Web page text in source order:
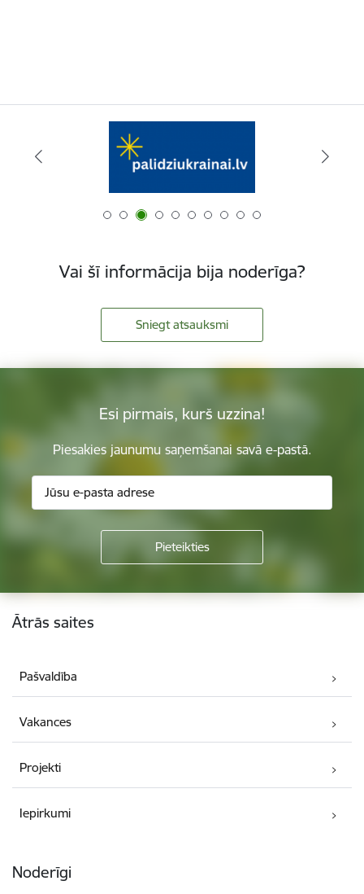
Vai šī informācija bija noderīga?
Sniegt atsauksmi
Esi pirmais, kurš uzzina!
Piesakies jaunumu saņemšanai savā e-pastā.
Kājene
Ātrās saites
Pašvaldība
Vakances
Projekti
Iepirkumi
Noderīgi